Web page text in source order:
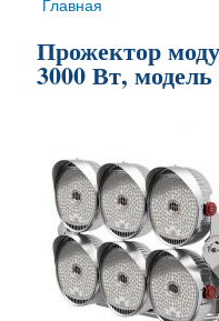
Вы здесь
Главная
Прожектор
3000 Вт,